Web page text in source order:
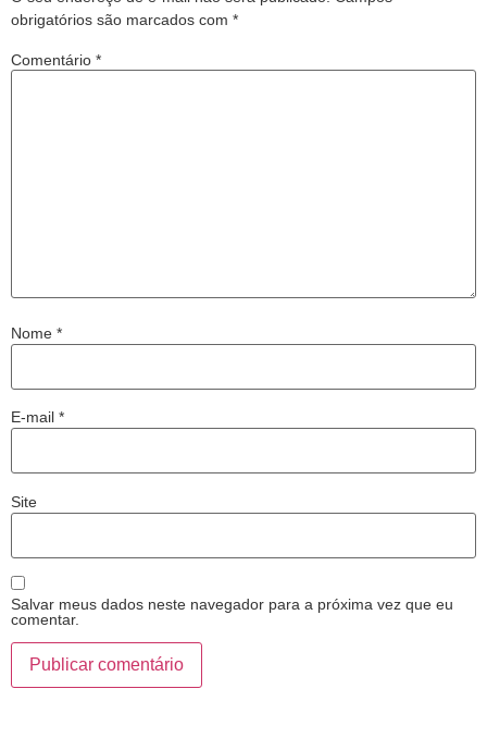
obrigatórios são marcados com *
Comentário *
Nome *
E-mail *
Site
Salvar meus dados neste navegador para a próxima vez que eu
comentar.